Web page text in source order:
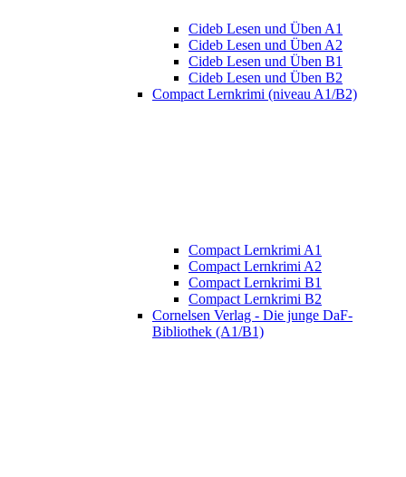
Cideb Lesen und Üben A1
Cideb Lesen und Üben A2
Cideb Lesen und Üben B1
Cideb Lesen und Üben B2
Compact Lernkrimi (niveau A1/B2)
Compact Lernkrimi A1
Compact Lernkrimi A2
Compact Lernkrimi B1
Compact Lernkrimi B2
Cornelsen Verlag - Die junge DaF-
Bibliothek (A1/B1)